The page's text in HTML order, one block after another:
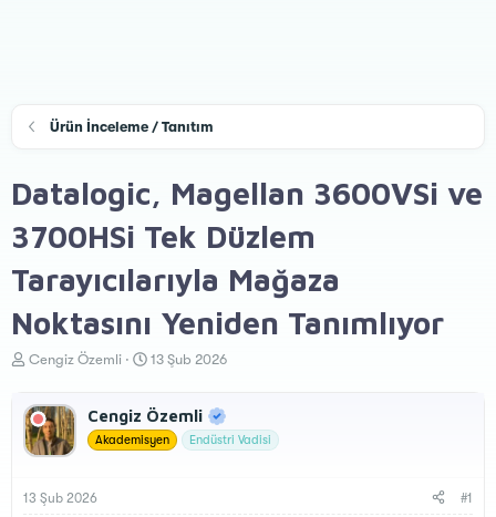
Ürün İnceleme / Tanıtım
Datalogic, Magellan 3600VSi ve
3700HSi Tek Düzlem
Tarayıcılarıyla Mağaza
Noktasını Yeniden Tanımlıyor
K
u
y
u
a
Cengiz Özemli
B
l
a
13 Şub 2026
Cengiz Özemli
Akademisyen Endüstri Vadisi
13 Şub 2026 #1